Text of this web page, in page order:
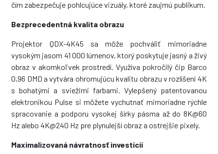
čím zabezpečuje pohlcujúce vizuály, ktoré zaujmú publikum.
Bezprecedentná kvalita obrazu
Projektor QDX-4K45 sa môže pochváliť mimoriadne
vysokým jasom 41 000 lúmenov, ktorý poskytuje jasný a živý
obraz v akomkoľvek prostredí. Využíva pokročilý čip Barco
0,96 DMD a vytvára ohromujúcu kvalitu obrazu v rozlíšení 4K
s bohatými a sviežimi farbami. Vylepšený patentovanou
elektronikou Pulse si môžete vychutnať mimoriadne rýchle
spracovanie a podporu vysokej šírky pásma až do 8K@60
Hz alebo 4K@240 Hz pre plynulejší obraz a ostrejšie pixely.
Maximalizovaná návratnosť investícií